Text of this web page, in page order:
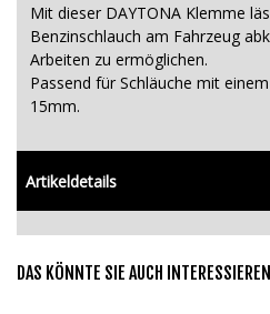
Mit dieser DAYTONA Klemme
Benzinschlauch am Fahrzeug
Arbeiten zu ermöglichen.
Passend für Schläuche mit
15mm.
Artikeldetails
DAS KÖNNTE SIE AUCH INTERESSIEREN